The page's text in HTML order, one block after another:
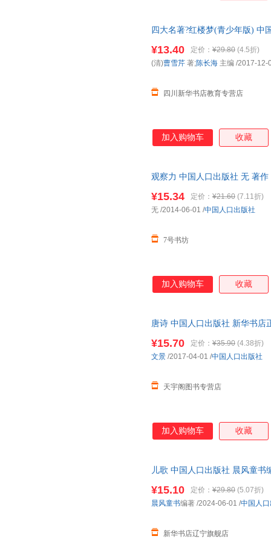
四大名著?红楼梦(青少年版) 中
¥13.40 定价： ¥29.80 (4.5折)
四川新华书店教育专营店
(清)曹雪芹 著;陈长海 主编 /2017-12-
加入购物车 收藏
观察力 中国人口出版社 无 著
¥15.34 定价： ¥21.60 (7.11折)
7号书坊
无 /2014-06-01 /中国人口出版社
加入购物车 收藏
唐诗 中国人口出版社 新华书店
¥15.70 定价： ¥35.90 (4.38折)
天宇阁图书专营店
文景 /2017-04-01 /中国人口出版社
加入购物车 收藏
儿歌 中国人口出版社 晨风童书
¥15.10 定价： ¥29.80 (5.07折)
新华书店辽宁旗舰店
晨风童书编著 /2024-06-01 /中国人